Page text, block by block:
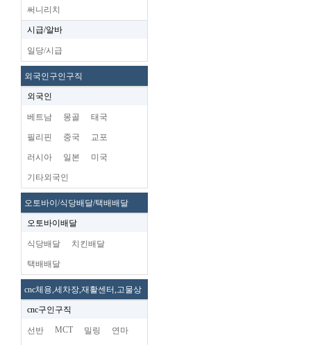
써니리치
시급/알바
일당/시급
외국인구인구직
외국인
베트남 몽골 태국
필리핀 중국 교포
러시아 일본 미국
기타외국인
오토바이/식당배달/택배배달
오토바이배달
식당배달 치킨배달
택배배달
cnc체용,세차장,재활센터,고물상
cnc구인구직
선반 MCT 밀링 연마